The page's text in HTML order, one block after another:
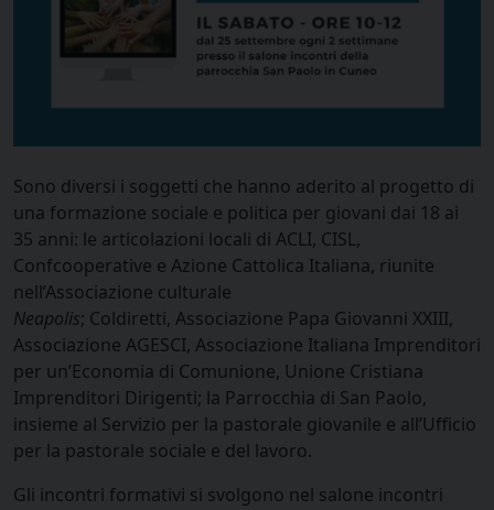
Sono diversi i soggetti che hanno aderito al progetto di
una formazione sociale e politica per giovani dai 18 ai
35 anni: le articolazioni locali di ACLI, CISL,
Confcooperative e Azione Cattolica Italiana, riunite
nell’Associazione culturale
Neapolis; Coldiretti, Associazione Papa Giovanni XXIII,
Associazione AGESCI, Associazione Italiana Imprenditori
per un’Economia di Comunione, Unione Cristiana
Imprenditori Dirigenti; la Parrocchia di San Paolo,
insieme al Servizio per la pastorale giovanile e all’Ufficio
per la pastorale sociale e del lavoro.
Gli incontri formativi si svolgono nel salone incontri